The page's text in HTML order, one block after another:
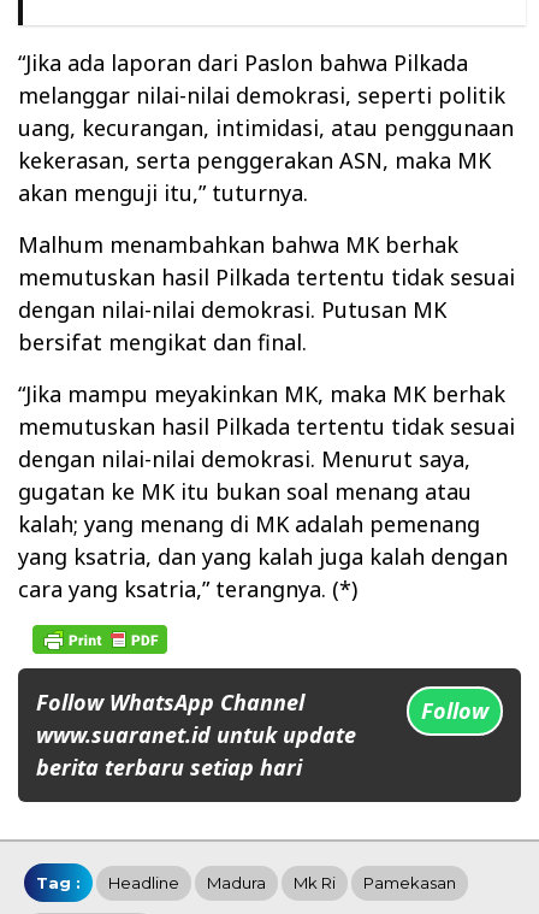
“Jika ada laporan dari Paslon bahwa Pilkada
melanggar nilai-nilai demokrasi, seperti politik
uang, kecurangan, intimidasi, atau penggunaan
kekerasan, serta penggerakan ASN, maka MK
akan menguji itu,” tuturnya.
Malhum menambahkan bahwa MK berhak
memutuskan hasil Pilkada tertentu tidak sesuai
dengan nilai-nilai demokrasi. Putusan MK
bersifat mengikat dan final.
“Jika mampu meyakinkan MK, maka MK berhak
memutuskan hasil Pilkada tertentu tidak sesuai
dengan nilai-nilai demokrasi. Menurut saya,
gugatan ke MK itu bukan soal menang atau
kalah; yang menang di MK adalah pemenang
yang ksatria, dan yang kalah juga kalah dengan
cara yang ksatria,” terangnya. (*)
Follow WhatsApp Channel
www.suaranet.id untuk update
berita terbaru setiap hari
Follow
Tag : Headline Madura Mk Ri Pamekasan